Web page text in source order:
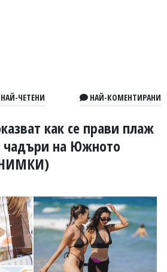
ЧЕТЕНИ НАЙ-КОМЕНТИРАНИ
как се прави плаж
чадъри на Южното